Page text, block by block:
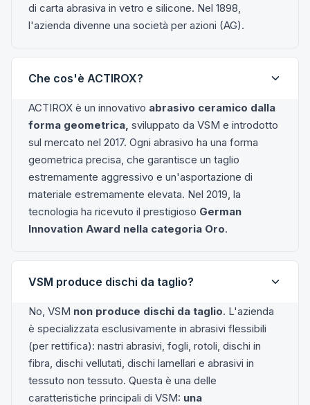
di carta abrasiva in vetro e silicone. Nel 1898,
l'azienda divenne una società per azioni (AG).
Che cos'è ACTIROX?
ACTIROX è un innovativo abrasivo ceramico dalla
forma geometrica, sviluppato da VSM e introdotto
sul mercato nel 2017. Ogni abrasivo ha una forma
geometrica precisa, che garantisce un taglio
estremamente aggressivo e un'asportazione di
materiale estremamente elevata. Nel 2019, la
tecnologia ha ricevuto il prestigioso German
Innovation Award nella categoria Oro.
VSM produce dischi da taglio?
No, VSM non produce dischi da taglio. L'azienda
è specializzata esclusivamente in abrasivi flessibili
(per rettifica): nastri abrasivi, fogli, rotoli, dischi in
fibra, dischi vellutati, dischi lamellari e abrasivi in
tessuto non tessuto. Questa è una delle
caratteristiche principali di VSM: una